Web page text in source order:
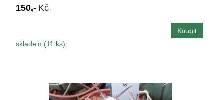
150,- Kč
skladem (11 ks)